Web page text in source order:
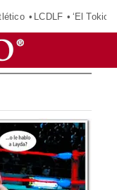
LCDLF ‘El Tokio’